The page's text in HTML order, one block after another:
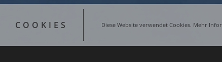
COOKIES Diese Website verwendet Cookies. Mehr